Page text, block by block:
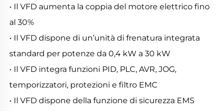
• Il VFD aumenta la coppia del motore elettrico fino
al 30%
• Il VFD dispone di un’unità di frenatura integrata
standard per potenze da 0,4 kW a 30 kW
• Il VFD integra funzioni PID, PLC, AVR, JOG,
temporizzatori, protezioni e filtro EMC
• Il VFD dispone della funzione di sicurezza EMS